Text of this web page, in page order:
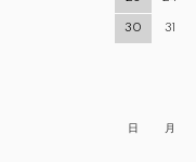
30 31
日 月